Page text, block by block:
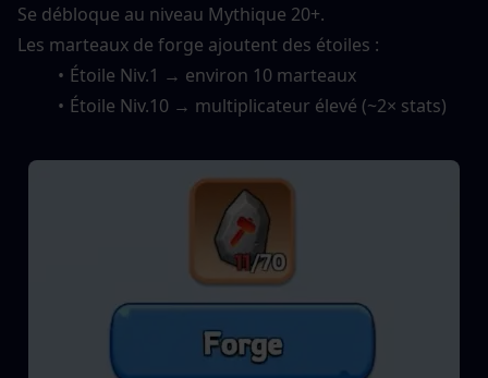
Se débloque au niveau Mythique 20+.
Les marteaux de forge ajoutent des étoiles :
Étoile Niv.1 → environ 10 marteaux
Étoile Niv.10 → multiplicateur élevé (~2× stats)